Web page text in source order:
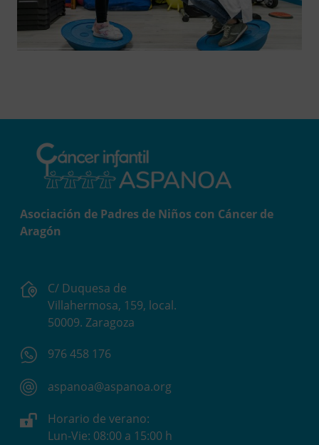
Asociación de Padres de Niños con Cáncer de
Aragón
C/ Duquesa de
Villahermosa, 159, local.
50009. Zaragoza
976 458 176
aspanoa@aspanoa.org
Horario de verano:
Lun-Vie: 08:00 a 15:00 h